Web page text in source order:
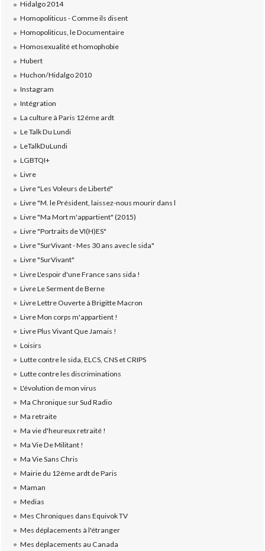
Hidalgo 2014
Homopoliticus - Comme ils disent
Homopoliticus, le Documentaire
Homosexualité et homophobie
Hubert
Huchon/Hidalgo 2010
Instagram
Intégration
La culture à Paris 12éme ardt
Le Talk Du Lundi
LeTalkDuLundi
LGBTQI+
Livre
Livre "Les Voleurs de Liberté"
Livre "M. le Président, laissez-nous mourir dans l
Livre "Ma Mort m'appartient" (2015)
Livre "Portraits de VI(H)ES"
Livre "SurVivant - Mes 30 ans avec le sida"
Livre "SurVivant"
Livre L'espoir d'une France sans sida !
Livre Le Serment de Berne
Livre Lettre Ouverte à Brigitte Macron
Livre Mon corps m'appartient !
Livre Plus Vivant Que Jamais !
Loisirs
Lutte contre le sida, ELCS, CNS et CRIPS
Lutte contre les discriminations
L'évolution de mon virus
Ma Chronique sur Sud Radio
Ma retraite
Ma vie d'heureux retraité !
Ma Vie De Militant !
Ma Vie Sans Chris
Mairie du 12ème ardt de Paris
Maman
Medias
Mes Chroniques dans Equivok TV
Mes déplacements à l'étranger
Mes déplacements au Canada